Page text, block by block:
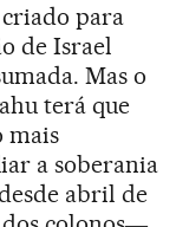
para
de Israel
Mas o
terá que
mais
a soberania
abril de